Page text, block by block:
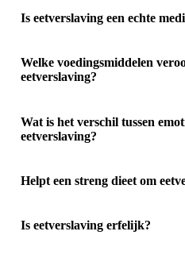
Is eetverslaving een echte
Welke voedingsmiddelen
eetverslaving?
Wat is het verschil tussen
eetverslaving?
Helpt een streng dieet om
Is eetverslaving erfelijk?